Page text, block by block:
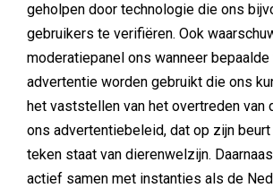
geholpen door technologie die ons
gebruikers te verifiëren. Ook
moderatiepanel ons wanneer
advertentie worden gebruikt die ons
het vaststellen van het overtreden van
ons advertentiebeleid, dat op zijn
teken staat van dierenwelzijn.
actief samen met instanties als de